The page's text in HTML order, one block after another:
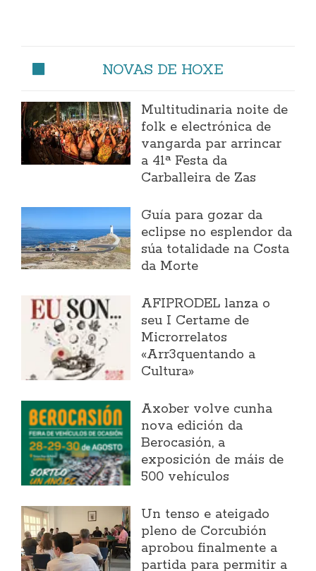
NOVAS DE HOXE
Multitudinaria noite de
folk e electrónica de
vangarda par arrincar
a 41ª Festa da
Carballeira de Zas
Guía para gozar da
eclipse no esplendor da
súa totalidade na Costa
da Morte
AFIPRODEL lanza o
seu I Certame de
Microrrelatos
«Arr3quentando a
Cultura»
Axober volve cunha
nova edición da
Berocasión, a
exposición de máis de
500 vehículos
Un tenso e ateigado
pleno de Corcubión
aprobou finalmente a
partida para permitir a